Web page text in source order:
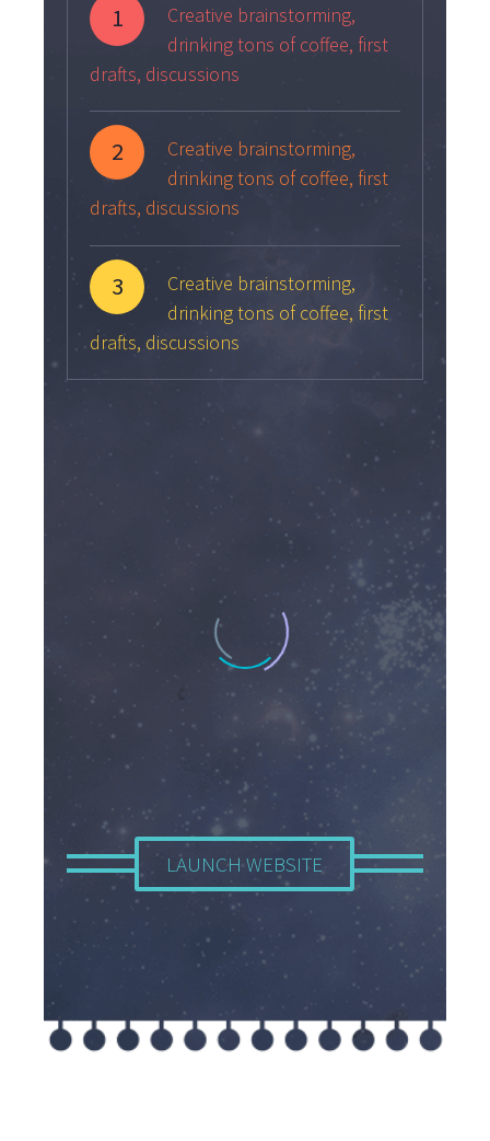
1
Creative brainstorming,
drinking tons of coffee, first
drafts, discussions
2
Creative brainstorming,
drinking tons of coffee, first
drafts, discussions
3
Creative brainstorming,
drinking tons of coffee, first
drafts, discussions
LAUNCH WEBSITE